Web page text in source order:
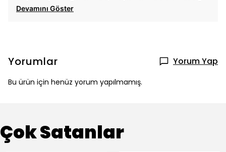
Devamını Göster
Yorumlar Yorum Yap
Bu ürün için henüz yorum yapılmamış.
Çok Satanlar